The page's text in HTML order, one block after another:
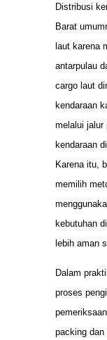
Distribusi
Barat
laut karena
antarpulau
cargo laut
kendaraan
melalui jalur
kendaraan
Karena itu,
memilih
kebutuhan
lebih aman
Dalam
proses
packing dan